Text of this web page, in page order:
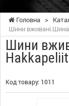
Головна >
Шини
Шини
Код товару: 1011